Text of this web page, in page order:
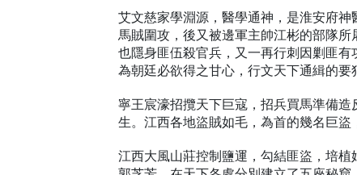
艾文慈家學淵源，醫學通神，是淮安府
馬賊圍攻，後又被邊軍主帥江彬的部隊
也隱身匪伍殺官兵，又一再行刺因剿匪
為朝廷必欲得之甘心，行文天下通緝的要
寧王宸濠招攬天下巨寇，招兵買馬準備
生。江西各地盜賊如毛，為首的幾名巨盜
江西大風山莊控制鹽運，勾結匪盜，培